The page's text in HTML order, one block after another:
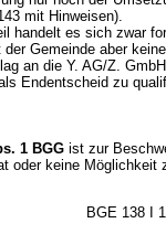
mit Hinweisen).
handelt es sich zwar
Gemeinde aber
an die Y. AG/Z.
Endentscheid zu
1 BGG ist zur
oder keine
BGE 138 I